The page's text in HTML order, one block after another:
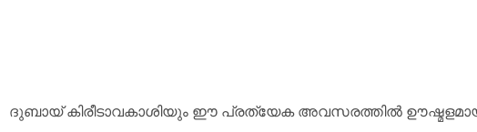
ദുബായ് കിരീടാവകാശിയും ഈ പ്രത്യേക അവസരത്തിൽ